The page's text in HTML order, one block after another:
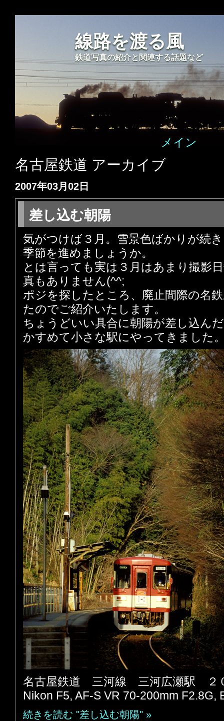
線路を渡る風
鉄道写真の紹介と関連する話題など
メイン
名古屋鉄道 アーカイブ
2007年03月02日
差し込む朝陽
気がつけば３月。雪景色ばかりが続
季節を進めましょうか。
とは言っても実は３月はあまり撮影
真もありません(^^;
ポジを探したところ、廃止間際の名
たのでご紹介いたします。
ちょうどいい具合に朝陽が差し込ん
かすめて小さな駅にやってきました
名古屋鉄道 三河線 三河広瀬駅 ２
Nikon F5, AF-S VR 70-200mm F2.8G,
続きを読む "差し込む朝陽" »